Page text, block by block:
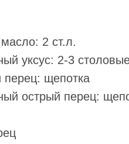
2 ст.л.
уксус: 2-3
перец: щепотка
острый перец: